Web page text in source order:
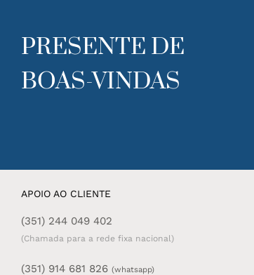
on
the
product
page
PRESENTE DE
BOAS-VINDAS
APOIO AO CLIENTE
(351) 244 049 402
(Chamada para a rede fixa nacional)
(351) 914 681 826 (whatsapp)